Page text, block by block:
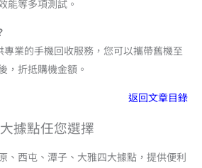
能等多項測試。
業的手機回收服務，您可以攜帶舊機至
，折抵購機金額。
返回文章目錄
據點任您選擇
、西屯、潭子、大雅四大據點，提供便利